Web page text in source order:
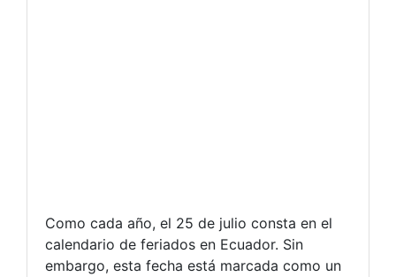
Como cada año, el 25 de julio consta en el
calendario de feriados en Ecuador. Sin
embargo, esta fecha está marcada como un